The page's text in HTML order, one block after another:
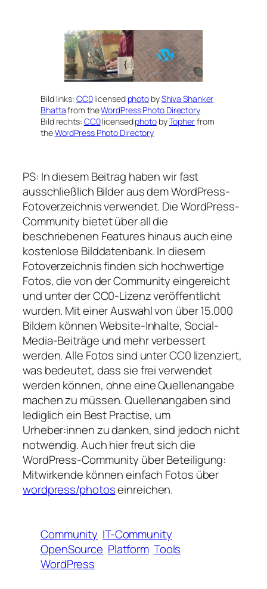
Bild links: CC0licensed photo byShiva Shanker
Bhattafrom theWordPress Photo Directory
Bild rechts: CC0licensedphotobyTopherfrom
theWordPress Photo Directory
PS: In diesem Beitrag haben wir fast
ausschließlich Bilder aus dem WordPress-
Fotoverzeichnis verwendet. Die WordPress-
Community bietet über all die
beschriebenen Features hinaus auch eine
kostenlose Bilddatenbank. In diesem
Fotoverzeichnis finden sich hochwertige
Fotos, die von der Community eingereicht
und unter der CC0-Lizenz veröffentlicht
wurden. Mit einer Auswahl von über 15.000
Bildern können Website-Inhalte, Social-
Media-Beiträge und mehr verbessert
werden. Alle Fotos sind unter CC0 lizenziert,
was bedeutet, dass sie frei verwendet
werden können, ohne eine Quellenangabe
machen zu müssen. Quellenangaben sind
lediglich ein Best Practise, um
Urheber:innen zu danken, sind jedoch nicht
notwendig. Auch hier freut sich die
WordPress-Community über Beteiligung:
Mitwirkende können einfach Fotos über
wordpress/photoseinreichen.
Community IT-Community
OpenSource Platform Tools
WordPress